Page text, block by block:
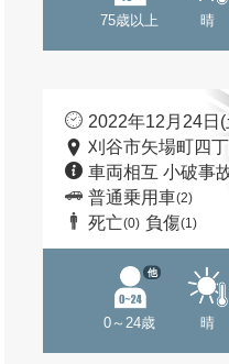
75歳以上 晴
2022年12月24日
刈谷市矢場町四
車両相互 小破事
普通乗用車(2)
死亡(0) 負傷(1)
0～24歳
他
晴